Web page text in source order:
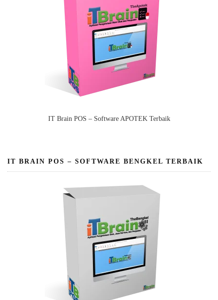
IT Brain POS – Software APOTEK Terbaik
IT BRAIN POS – SOFTWARE BENGKEL TERBAIK